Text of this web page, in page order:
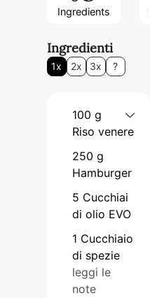
Ingredients
Ingredienti
1x 2x 3x ?
100 g
Riso venere
250 g
Hamburger
5 Cucchiai
di olio EVO
1 Cucchiaio
di spezie
leggi le
note